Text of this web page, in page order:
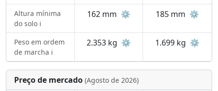
Altura mínima
do solo ℹ️
162 mm ⚙️ 185 mm ⚙️
Peso em ordem
de marcha ℹ️
2.353 kg ⚙️ 1.699 kg ⚙️
Preço de mercado (Agosto de 2026)